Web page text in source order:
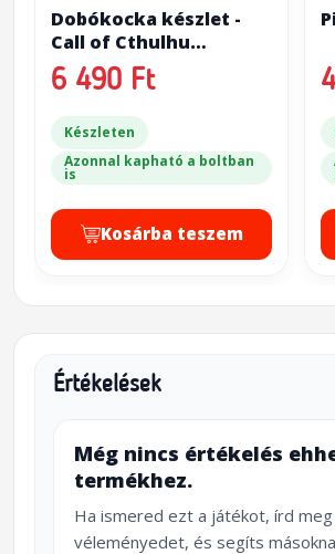
Dobókocka készlet -
Call of Cthulhu
(fekete/fluoreszkáló)
6 490 Ft
Készleten
Azonnal kapható a boltban
is
Kosárba teszem
Értékelések
Még nincs értékelés
termékhez.
Ha ismered ezt a játékot, írd meg
véleményedet, és segíts